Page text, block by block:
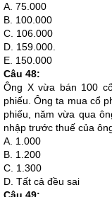
A. 75.000
B. 100.000
C. 106.000
D. 159.000.
E. 150.000
Câu 48:
Ông X vừa bán 100
phiếu. Ông ta mua cổ
phiếu, năm vừa qua
nhập trước thuế của
A. 1.000
B. 1.200
C. 1.300
D. Tất cả đều sai